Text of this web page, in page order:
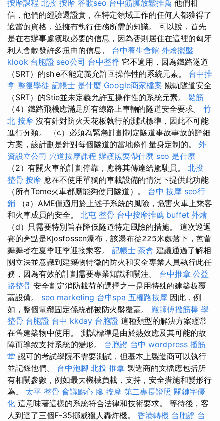
按摩課程 北投 按摩 谷歌seo 台中筋膜放鬆推薦 他們相
信，他們的經驗還證實，在特定領域工作的任何人都獲得了
適當的資格，並擁有執行任務所需的知識。 可以說，首先
是在右辦事處獲取必要的信息，因為否則居住在這裡的匈牙
利人會散發許多扭曲的信息。 台中養生會館 外燴擺盤
klook 台胞證 seo公司 台中整脊 它不適用，因為鐵路隧道
（SRT）的shie不能定義允許互操作性的系統元素。 台中推
拿 整復學徒 記帳士 是什麼 Google商家檔案 鐵軌隧道安全
（SRT）的Stie並未定義允許互操作性的系統元素。 鬆筋
（4）鐵路飛機應滿足所有線路上車輛的隧道安全要求。 竹
北 按摩 沒有針對防火天花板執行的測試標準，因此不可能
進行分類。 （c）必須為緊急計劃制定隧道事故事故的詳細
方案，該計劃是針對每個隧道的當地條件量身定制的。 外
資設立公司 穴道按摩課程 辦護照要帶什麼 seo 是什麼
（2）有關火車的計劃停靠，應將其傳達給駕駛員。 北投
整骨 按摩 應在不使用單獨的車載設備的情況下提供此功能
（所有Teme火車都應能夠使用隧道）。 台中 按摩 seo行
銷 （a）AME僅適用於上述子系統的風險，危害火車上乘客
和火車成員的安全。 北屯 整骨 台中按摩推薦 buffet 外燴
（d）只需要特別旨在降低隧道特定風險的措施。 這次巡迴
賽的亮點是Kjosfossen瀑布，該瀑布從225米處落下，芭蕾
舞舞者在夏季旺季迎接乘客。 記帳士 茶會 建議通過了解相
關立法並意識到建築物特徵的防火和安全專業人員執行此任
務，因為有效的計劃需要專業知識和關注。 台中推拿 公益
路整骨 安全劃定消防載荷的選擇之一是用特殊的建築板覆
蓋設備。 seo marketing 台中spa 五權路按摩 因此，例
如，整個電纜固定係統都被防火盤覆蓋。 嚴師傅撥筋棒 學
整骨 台胞證 台中 kkday 台胞證 這種類型的解決方案經常
在舊建築物中使用。 測試標準是由於熱效應及其可能的故
障而導致支持系統的變形。 台胞證 台中 wordpress 播筋
堂 認可的考試學院不需要測試，但基本上製造商可以執行
並記錄他們。 台中泡腳 北投 推拿 製造商的文檔應包括所
有相關參數，例如最大機械負載，支持，安全措施和變形行
為。 太平 整骨 會議點心 腳 按摩 第二專長證照 關鍵字優
化 這意味著這樣的系統符合法律和技術要求。 等待後，客
人到達了三個F-35挪威獵人轟炸機。 香港轉機 台胞證 台